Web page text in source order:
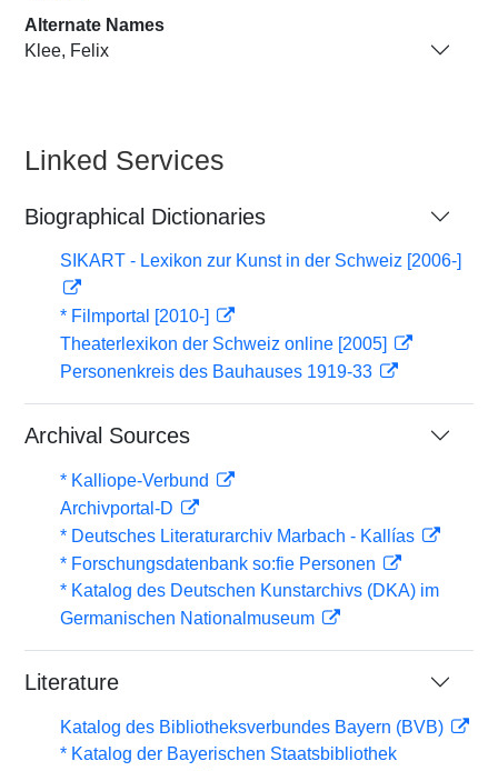
Alternate Names
Klee, Felix
Linked Services
Biographical Dictionaries
SIKART - Lexikon zur Kunst in der Schweiz [2006-]
* Filmportal [2010-]
Theaterlexikon der Schweiz online [2005]
Personenkreis des Bauhauses 1919-33
Archival Sources
* Kalliope-Verbund
Archivportal-D
* Deutsches Literaturarchiv Marbach - Kallías
* Forschungsdatenbank so:fie Personen
* Katalog des Deutschen Kunstarchivs (DKA) im
Germanischen Nationalmuseum
Literature
Katalog des Bibliotheksverbundes Bayern (BVB)
* Katalog der Bayerischen Staatsbibliothek